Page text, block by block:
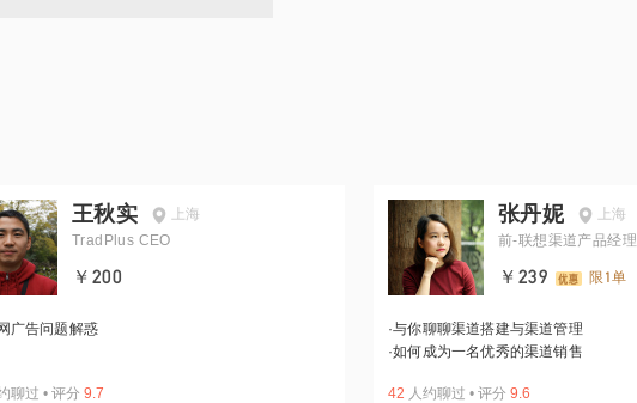
王秋实
上海
TradPlus CEO
￥200
广告问题解惑
聊过 • 评分 9.7
张丹妮
上海
前-联想渠道产品经理
￥239 限1单
·与你聊聊渠道搭建与渠道管理
·如何成为一名优秀的渠道销售
42 人约聊过 • 评分 9.6